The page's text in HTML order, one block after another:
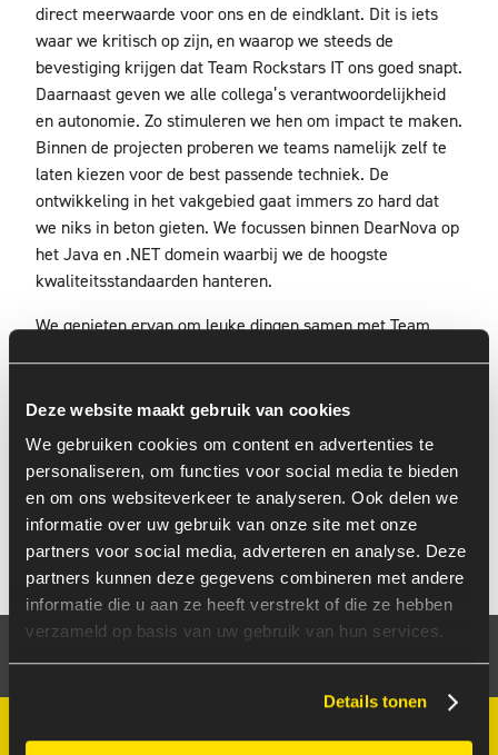
Deze website maakt gebruik van cookies
We gebruiken cookies om content en advertenties te
personaliseren, om functies voor social media te bieden
en om ons websiteverkeer te analyseren. Ook delen we
informatie over uw gebruik van onze site met onze
partners voor social media, adverteren en analyse. Deze
partners kunnen deze gegevens combineren met andere
informatie die u aan ze heeft verstrekt of die ze hebben
verzameld op basis van uw gebruik van hun services.
Details tonen
direct meerwaarde voor ons en de eindklant. Dit is iets
waar we kritisch op zijn, en waarop we steeds de
bevestiging krijgen dat Team Rockstars IT ons goed snapt.
Daarnaast geven we alle collega’s verantwoordelijkheid
en autonomie. Zo stimuleren we hen om impact te maken.
Binnen de projecten proberen we teams namelijk zelf te
laten kiezen voor de best passende techniek. De
ontwikkeling in het vakgebied gaat immers zo hard dat
we niks in beton gieten. We focussen binnen DearNova op
het Java en .NET domein waarbij we de hoogste
kwaliteitsstandaarden hanteren.
We genieten ervan om leuke dingen samen met Team
aan een mooie toekomst samen.
Ik vertrouw op de kwaliteit en persoonlijkheden binnen
Team Rockstars. Ze vinden keer op keer automatisch hun
weg binnen onze zelfsturende teams en dat levert mooie
resultaten op!